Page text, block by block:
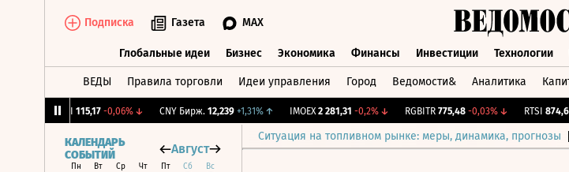
Подписка Газета MAX
Глобальные идеи Бизнес Экономика Финансы Инвестиции Технологии
ВЕДЫ Правила торговли Идеи управления Город Ведомости& Аналитика
115,17 -0,06%↓ CNY Бирж. 12,239 +1,31%↑ IMOEX 2 281,31 -0,2%↓ RGBITR 775,48 -0,03%↓ RTSI 874,64
Ситуация на топливном рынке: меры, динамика, прогнозы
КАЛЕНДАРЬ
СОБЫТИЙ
Август
Пн Вт Ср Чт Пт Сб Вс